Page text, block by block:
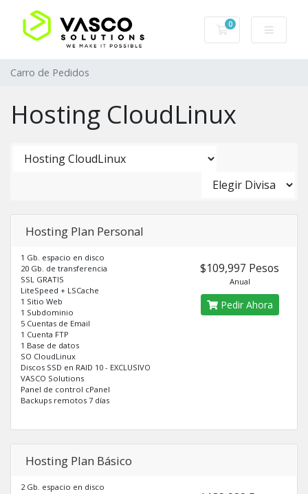
0
Carro de Pedidos
Carro de Pedidos
Hosting CloudLinux
Hosting Plan Personal
1 Gb. espacio en disco
20 Gb. de transferencia
SSL GRATIS
LiteSpeed + LSCache
1 Sitio Web
1 Subdominio
5 Cuentas de Email
1 Cuenta FTP
1 Base de datos
SO CloudLinux
Discos SSD en RAID 10 - EXCLUSIVO
VASCO Solutions
Panel de control cPanel
Backups remotos 7 días
$109,997 Pesos
Anual
Pedir Ahora
Hosting Plan Básico
2 Gb. espacio en disco